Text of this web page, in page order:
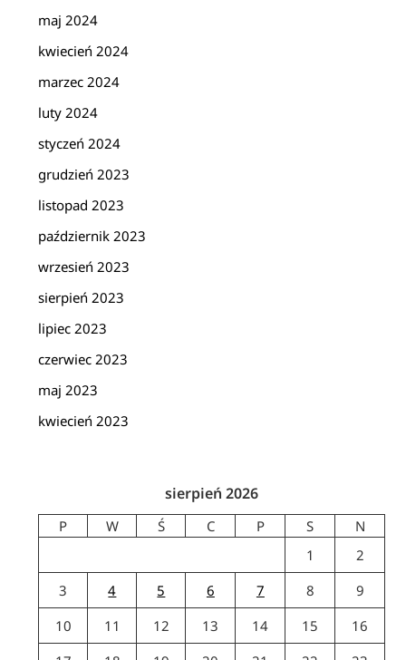
maj 2024
kwiecień 2024
marzec 2024
luty 2024
styczeń 2024
grudzień 2023
listopad 2023
październik 2023
wrzesień 2023
sierpień 2023
lipiec 2023
czerwiec 2023
maj 2023
kwiecień 2023
sierpień 2026
P W Ś C P S
N
1
2
3
4 5 6 7 8
9
10
11 12 13 14 15
16